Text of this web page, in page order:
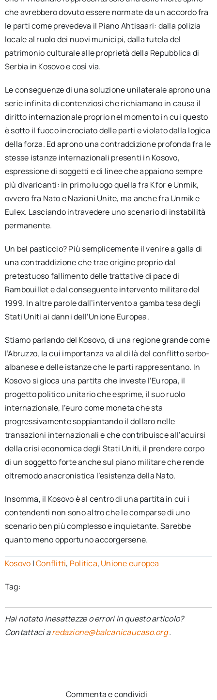
che avrebbero dovuto essere normate da un accordo fra
le parti come prevedeva il Piano Ahtisaari: dalla polizia
locale al ruolo dei nuovi municipi, dalla tutela del
patrimonio culturale alle proprietà della Repubblica di
Serbia in Kosovo e così via.
Le conseguenze di una soluzione unilaterale aprono una
serie infinita di contenziosi che richiamano in causa il
diritto internazionale proprio nel momento in cui questo
è sotto il fuoco incrociato delle parti e violato dalla logica
della forza. Ed aprono una contraddizione profonda fra le
stesse istanze internazionali presenti in Kosovo,
espressione di soggetti e di linee che appaiono sempre
più divaricanti: in primo luogo quella fra Kfor e Unmik,
ovvero fra Nato e Nazioni Unite, ma anche fra Unmik e
Eulex. Lasciando intravedere uno scenario di instabilità
permanente.
Un bel pasticcio? Più semplicemente il venire a galla di
una contraddizione che trae origine proprio dal
pretestuoso fallimento delle trattative di pace di
Rambouillet e dal conseguente intervento militare del
1999. In altre parole dall’intervento a gamba tesa degli
Stati Uniti ai danni dell’Unione Europea.
Stiamo parlando del Kosovo, di una regione grande come
l’Abruzzo, la cui importanza va al di là del conflitto serbo-
albanese e delle istanze che le parti rappresentano. In
Kosovo si gioca una partita che investe l’Europa, il
progetto politico unitario che esprime, il suo ruolo
internazionale, l’euro come moneta che sta
progressivamente soppiantando il dollaro nelle
transazioni internazionali e che contribuisce all’acuirsi
della crisi economica degli Stati Uniti, il prendere corpo
di un soggetto forte anche sul piano militare che rende
oltremodo anacronistica l’esistenza della Nato.
Insomma, il Kosovo è al centro di una partita in cui i
contendenti non sono altro che le comparse di uno
scenario ben più complesso e inquietante. Sarebbe
quanto meno opportuno accorgersene.
Kosovo |Conflitti, Politica, Unione europea
Tag:
Hai notato inesattezze o errori in questo articolo?
Contattaci aredazione@balcanicaucaso.org.
Commenta e condividi